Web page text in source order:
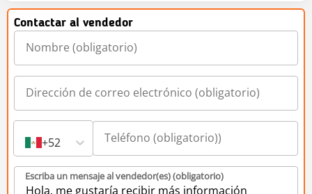
Contactar al vendedor
+52
Escriba un mensaje al vendedor(es) (obligatorio)